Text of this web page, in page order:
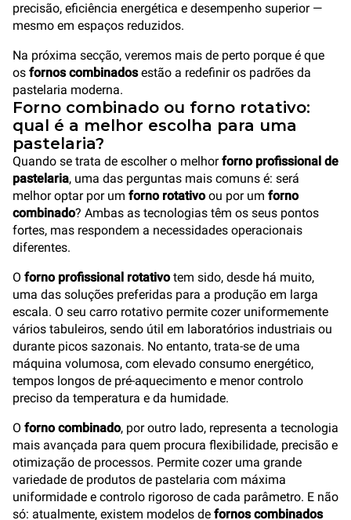
precisão, eficiência energética e desempenho superior —
mesmo em espaços reduzidos.
Na próxima secção, veremos mais de perto porque é que
os fornos combinadosestão a redefinir os padrões da
pastelaria moderna.
Forno combinado ou forno rotativo:
qual é a melhor escolha para uma
pastelaria?
Quando se trata de escolher o melhorforno profissional de
pastelaria, uma das perguntas mais comuns é: será
melhor optar por um forno rotativoou por um forno
combinado? Ambas as tecnologias têm os seus pontos
fortes, mas respondem a necessidades operacionais
diferentes.
O forno profissional rotativotem sido, desde há muito,
uma das soluções preferidas para a produção em larga
escala. O seu carro rotativo permite cozer uniformemente
vários tabuleiros, sendo útil em laboratórios industriais ou
durante picos sazonais. No entanto, trata-se de uma
máquina volumosa, com elevado consumo energético,
tempos longos de pré-aquecimento e menor controlo
preciso da temperatura e da humidade.
O forno combinado, por outro lado, representa a tecnologia
mais avançada para quem procura flexibilidade, precisão e
otimização de processos. Permite cozer uma grande
variedade de produtos de pastelaria com máxima
uniformidade e controlo rigoroso de cada parâmetro. E não
só: atualmente, existem modelos de fornos combinados